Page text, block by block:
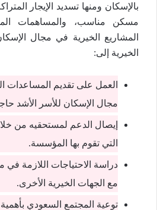
بالإسكان ومنها تسديد الإيجار
مسكن مناسب، والمساهمات
المشاريع الخيرية في مجال
الخيرية إلى:
العمل على تقديم المساعدات
مجال الإسكان للأسر الأشد
إيصال الدعم لمستحقيه من
التي تقوم بها المؤسسة.
دراسة الاحتياجات اللازمة في
مع الجهات الخيرية الأخرى.
توعية المجتمع السعودي